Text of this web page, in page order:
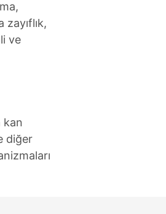
zayıflık,
ve
kan
diğer